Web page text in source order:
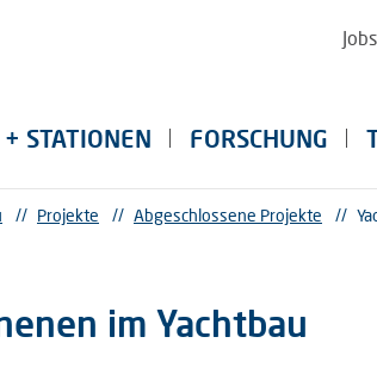
Jobs
STATIONEN FORSCHUNG
// Projekte // Abgeschlossene Projekte //
im Yachtbau